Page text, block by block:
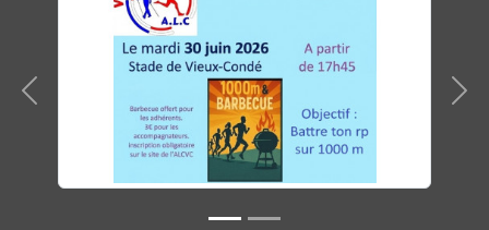
Précedent